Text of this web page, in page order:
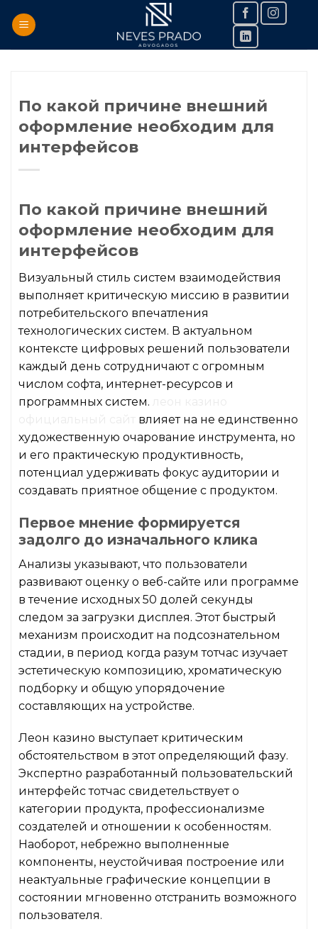
По какой причине внешний
оформление необходим для
интерфейсов
По какой причине внешний
оформление необходим для
интерфейсов
Визуальный стиль систем взаимодействия
выполняет критическую миссию в развитии
потребительского впечатления
технологических систем. В актуальном
контексте цифровых решений пользователи
каждый день сотрудничают с огромным
числом софта, интернет-ресурсов и
программных систем.
влияет на не единственно
художественную очарование инструмента, но
и его практическую продуктивность,
потенциал удерживать фокус аудитории и
создавать приятное общение с продуктом.
Первое мнение формируется
задолго до изначального клика
Анализы указывают, что пользователи
развивают оценку о веб-сайте или программе
в течение исходных 50 долей секунды
следом за загрузки дисплея. Этот быстрый
механизм происходит на подсознательном
стадии, в период когда разум тотчас изучает
эстетическую композицию, хроматическую
подборку и общую упорядочение
составляющих на устройстве.
Леон казино выступает критическим
обстоятельством в этот определяющий фазу.
Экспертно разработанный пользовательский
интерфейс тотчас свидетельствует о
категории продукта, профессионализме
создателей и отношении к особенностям.
Наоборот, небрежно выполненные
компоненты, неустойчивая построение или
неактуальные графические концепции в
состоянии мгновенно отстранить возможного
пользователя.